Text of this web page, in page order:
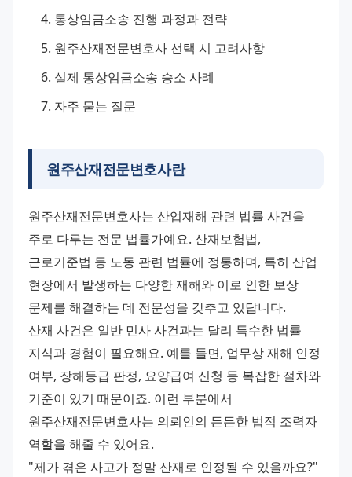
통상임금소송 진행 과정과 전략
원주산재전문변호사 선택 시 고려사항
실제 통상임금소송 승소 사례
자주 묻는 질문
원주산재전문변호사란
원주산재전문변호사는 산업재해 관련 법률 사건을
주로 다루는 전문 법률가예요. 산재보험법,
근로기준법 등 노동 관련 법률에 정통하며, 특히 산업
현장에서 발생하는 다양한 재해와 이로 인한 보상
문제를 해결하는 데 전문성을 갖추고 있답니다.
산재 사건은 일반 민사 사건과는 달리 특수한 법률
지식과 경험이 필요해요. 예를 들면, 업무상 재해 인정
여부, 장해등급 판정, 요양급여 신청 등 복잡한 절차와
기준이 있기 때문이죠. 이런 부분에서
원주산재전문변호사는 의뢰인의 든든한 법적 조력자
역할을 해줄 수 있어요.
"제가 겪은 사고가 정말 산재로 인정될 수 있을까요?"